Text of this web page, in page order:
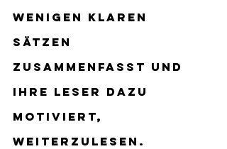
wenigen klaren
Sätzen
zusammenfasst und
Ihre Leser dazu
motiviert,
weiterzulesen.